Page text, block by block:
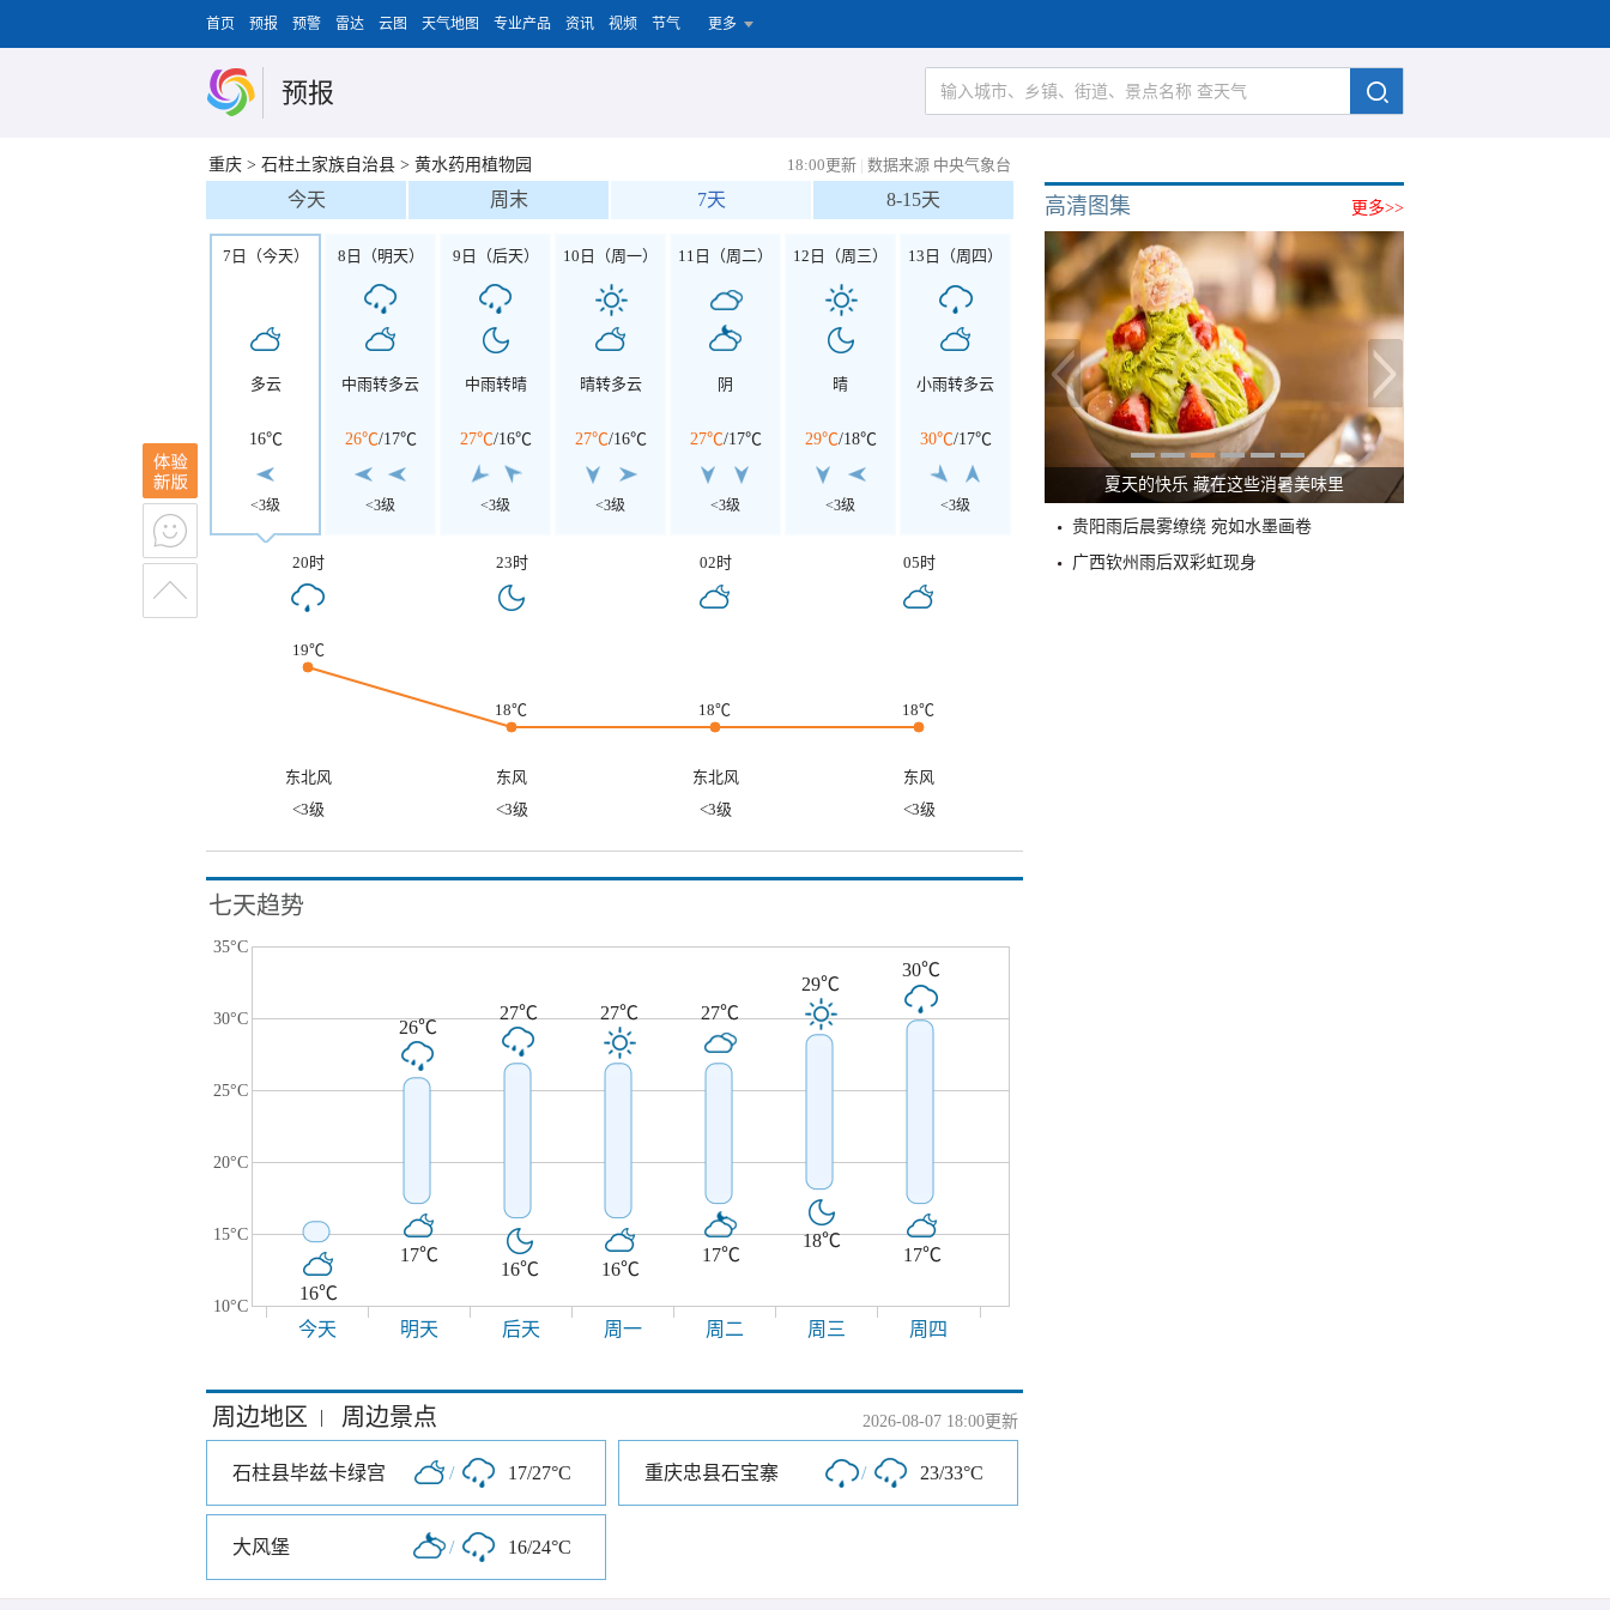
首页 预报 预警 雷达 云图 天气地图 专业产品 资讯 视频 节气 更多
预报
重庆 > 石柱土家族自治县 > 黄水药用植物园 18:00更新 | 数据来源 中央气象台
今天 周末 7天 8-15天
7日（今天）
多云
16℃
<3级
8日（明天）
中雨转多云
26℃/17℃
<3级
9日（后天）
中雨转晴
27℃/16℃
<3级
10日（周一）
晴转多云
27℃/16℃
<3级
11日（周二）
阴
27℃/17℃
<3级
12日（周三）
晴
29℃/18℃
<3级
13日（周四）
小雨转多云
30℃/17℃
<3级
20时 23时 02时 05时
19℃
18℃ 18℃ 18℃
东北风 东风 东北风
东风
<3级
<3级 <3级 <3级
七天趋势
35°C
30°C
25°C
20°C
15°C
10°C
16℃
26℃
17℃
27℃
16℃
27℃
16℃
27℃
17℃
29℃
18℃
30℃
17℃
今天 明天 后天 周一 周二 周三 周四
周边地区 | 周边景点 2026-08-07 18:00更新
石柱县毕兹卡绿宫 / 17/27°C 重庆忠县石宝寨 / 23/33°C
大风堡 / 16/24°C
更多>>
高清图集
夏天的快乐 藏在这些消暑美味里
贵阳雨后晨雾缭绕 宛如水墨画卷
广西钦州雨后双彩虹现身